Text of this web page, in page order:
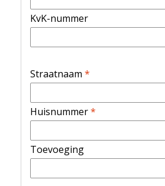
KvK-nummer
Straatnaam *
Huisnummer*
Toevoeging